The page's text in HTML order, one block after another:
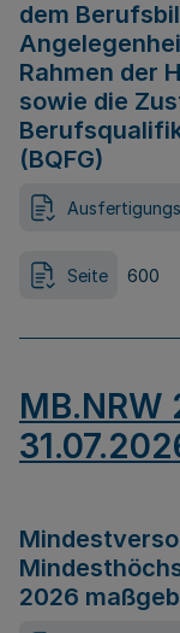
dem
Rahmen der
sowie die
(BQFG)
Seite 600
MB.NRW
2026